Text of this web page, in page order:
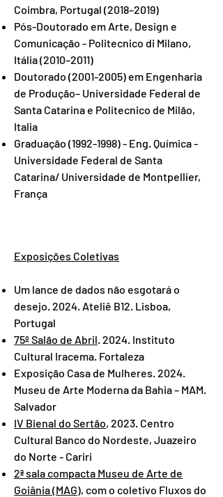
Coimbra, Portugal (2018–2019)
Pós-Doutorado em Arte, Design e
Comunicação - Politecnico di Milano,
Itália (2010–2011)
Doutorado (2001-2005) em Engenharia
de Produção– Universidade Federal de
Santa Catarina e Politecnico de Milão,
Italia
Graduação (1992-1998)- Eng. Química -
Universidade Federal de Santa
Catarina/ Universidade de Montpellier,
França
Exposições Coletivas
Um lance de dados não esgotará o
desejo. 2024. Ateliê B12. Lisboa,
Portugal
75º Salão de Abril. 2024. Instituto
Cultural Iracema. Fortaleza
Exposição Casa de Mulheres. 2024.
Museu de Arte Moderna da Bahia – MAM.
Salvador
IV Bienal do Sertão, 2023. Centro
Cultural Banco do Nordeste, Juazeiro
do Norte - Cariri
2ª sala compacta Museu de Arte de
Goiânia (MAG), com o coletivo Fluxos do